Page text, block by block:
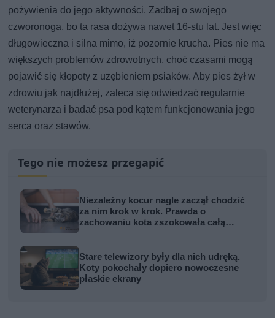
pożywienia do jego aktywności. Zadbaj o swojego
czworonoga, bo ta rasa dożywa nawet 16-stu lat. Jest więc
długowieczna i silna mimo, iż pozornie krucha. Pies nie ma
większych problemów zdrowotnych, choć czasami mogą
pojawić się kłopoty z uzębieniem psiaków. Aby pies żył w
zdrowiu jak najdłużej, zaleca się odwiedzać regularnie
weterynarza i badać psa pod kątem funkcjonowania jego
serca oraz stawów.
Tego nie możesz przegapić
Niezależny kocur nagle zaczął chodzić
za nim krok w krok. Prawda o
zachowaniu kota zszokowała całą
Stare telewizory były dla nich udręką.
Koty pokochały dopiero nowoczesne
płaskie ekrany